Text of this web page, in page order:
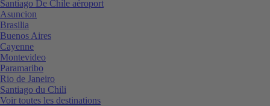
Santiago De Chile aéroport
Asuncion
Brasilia
Buenos Aires
Cayenne
Montevideo
Paramaribo
Rio de Janeiro
Santiago du Chili
Voir toutes les destinations